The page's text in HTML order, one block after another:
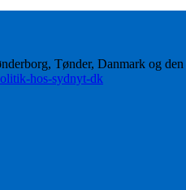
Tønder, Danmark og
hos-sydnyt-dk